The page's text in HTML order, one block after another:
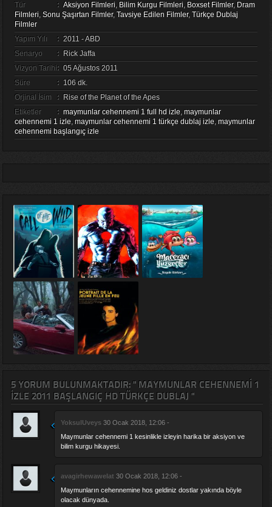
Tür
: Aksiyon Filmleri, Bilim Kurgu Filmleri, Boxset Filmler, Dram
Filmleri, Sonu Şaşırtan Filmler, Tavsiye Edilen Filmler, Türkçe Dublaj
Filmler
Yapım Yılı
: 2011 - ABD
Senaryo
: Rick Jaffa
Vizyon Tarihi: 05 Ağustos 2011
Süre
: 106 dk.
Orjinal İsim
: Rise of the Planet of the Apes
Etiketler
: maymunlar cehennemi 1 full hd izle, maymunlar
cehennemi 1 izle, maymunlar cehennemi 1 türkçe dublaj izle, maymunlar
cehennemi başlangıç izle
5 YORUM BULUNMAKTADIR: " MAYMUNLAR CEHENNEMI 1
IZLE 2011 BAŞLANGIÇ HD TÜRKÇE DUBLAJ "
YoksulUveys 30 Ocak 2018, 12:06 -
Maymunlar cehennemi 1 kesinlikle izleyin harika bir aksiyon ve
bilim kurgu hikayesi.
avagirhewawelat 30 Ocak 2018, 12:06 -
Maymunların cehennemine hos geldiniz dostlar yakında böyle
olacak dünyada.